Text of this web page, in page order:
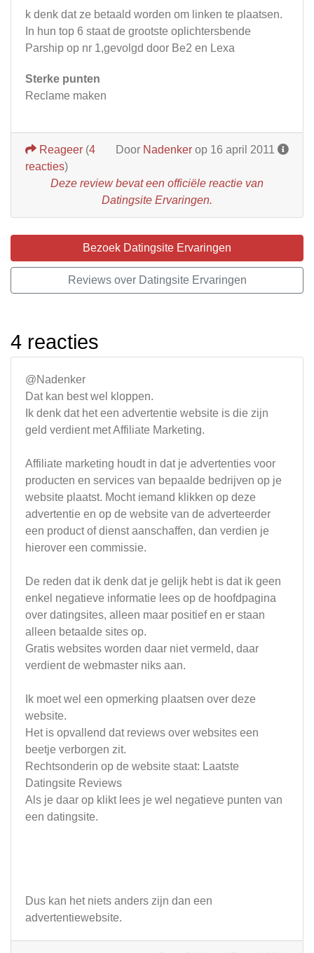
k denk dat ze betaald worden om linken te plaatsen.
In hun top 6 staat de grootste oplichtersbende
Parship op nr 1,gevolgd door Be2 en Lexa
Sterke punten
Reclame maken
Door Nadenker op 16 april 2011
Reageer (4
reacties)
Deze review bevat een officiële reactie van
Datingsite Ervaringen.
Bezoek Datingsite Ervaringen
Reviews over Datingsite Ervaringen
4 reacties
@Nadenker
Dat kan best wel kloppen.
Ik denk dat het een advertentie website is die zijn
geld verdient met Affiliate Marketing.
Affiliate marketing houdt in dat je advertenties voor
producten en services van bepaalde bedrijven op je
website plaatst. Mocht iemand klikken op deze
advertentie en op de website van de adverteerder
een product of dienst aanschaffen, dan verdien je
hierover een commissie.
De reden dat ik denk dat je gelijk hebt is dat ik geen
enkel negatieve informatie lees op de hoofdpagina
over datingsites, alleen maar positief en er staan
alleen betaalde sites op.
Gratis websites worden daar niet vermeld, daar
verdient de webmaster niks aan.
Ik moet wel een opmerking plaatsen over deze
website.
Het is opvallend dat reviews over websites een
beetje verborgen zit.
Rechtsonderin op de website staat: Laatste
Datingsite Reviews
Als je daar op klikt lees je wel negatieve punten van
een datingsite.
Dus kan het niets anders zijn dan een
advertentiewebsite.